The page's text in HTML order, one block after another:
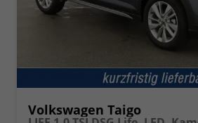
Volkswagen Taigo